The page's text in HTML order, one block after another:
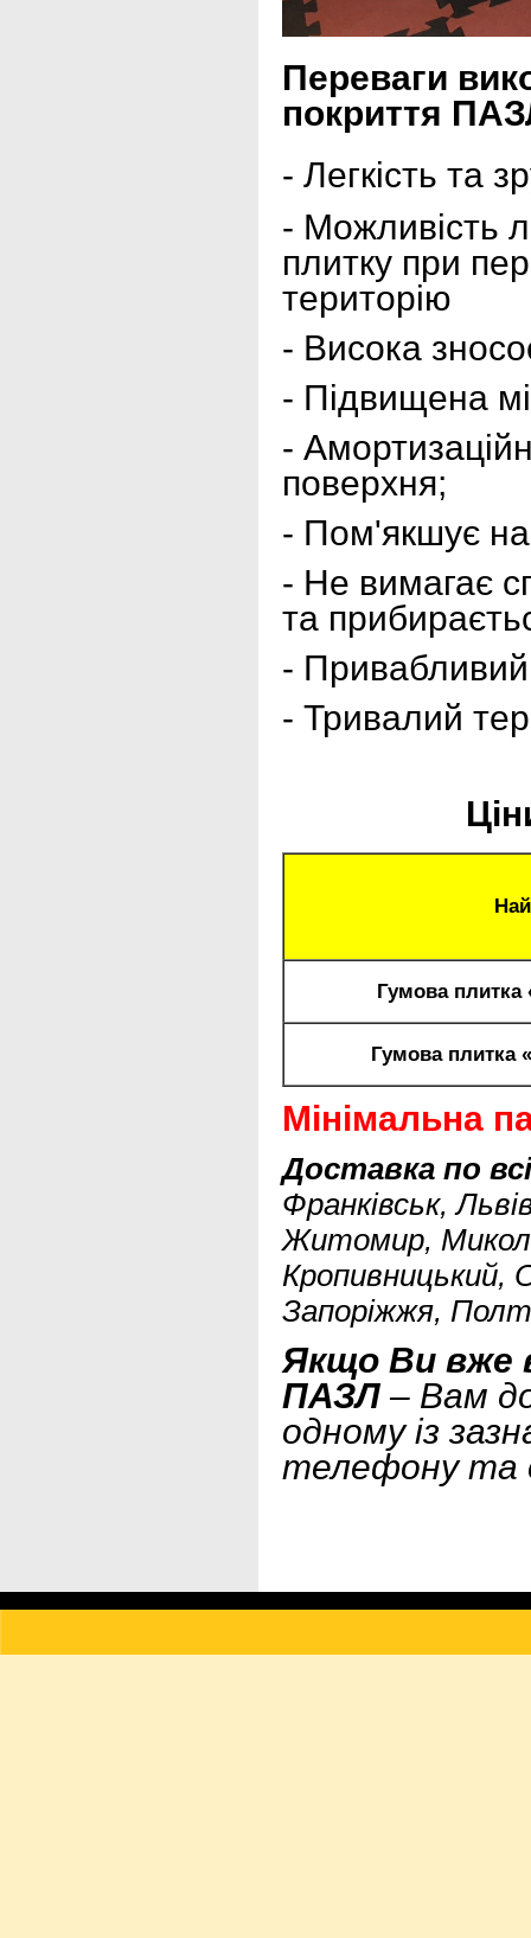
Переваги
покриття
- Легкість та
- Можливість
плитку при
територію
- Висока
- Підвищена
-
поверхня;
- Пом'якшує
- Не вимагає
та
- Привабливий
- Тривалий
Гумова
Гумова плитка
Мінімальна
Доставка по
Франківськ,
Житомир,
Кропивницький,
Запоріжжя,
Якщо Ви вже
ПАЗЛ – Вам
одному із
телефону та